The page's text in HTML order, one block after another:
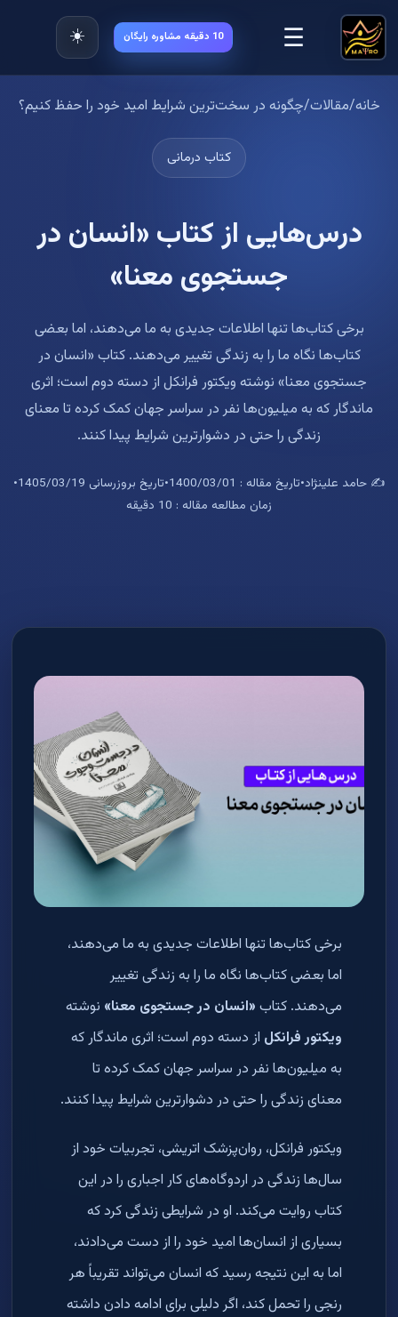
☰
☀️ 10 دقیقه مشاوره رایگان
خانه/مقالات/چگونه در سخت‌ترین شرایط امید خود را حفظ کنیم؟
کتاب درمانی
درس‌هایی از کتاب «انسان در
جستجوی معنا»
برخی کتاب‌ها تنها اطلاعات جدیدی به ما می‌دهند، اما بعضی
کتاب‌ها نگاه ما را به زندگی تغییر می‌دهند. کتاب «انسان در
جستجوی معنا» نوشته ویکتور فرانکل از دسته دوم است؛ اثری
ماندگار که به میلیون‌ها نفر در سراسر جهان کمک کرده تا معنای
زندگی را حتی در دشوارترین شرایط پیدا کنند.
✍️ حامد علینژاد•تاریخ مقاله : 1400/03/01 •تاریخ بروزرسانی 1405/03/19
•
زمان مطالعه مقاله : 10 دقیقه
برخی کتاب‌ها تنها اطلاعات جدیدی به ما می‌دهند،
اما بعضی کتاب‌ها نگاه ما را به زندگی تغییر
می‌دهند. کتاب «انسان در جستجوی معنا» نوشته
ویکتور فرانکل از دسته دوم است؛ اثری ماندگار که
به میلیون‌ها نفر در سراسر جهان کمک کرده تا
معنای زندگی را حتی در دشوارترین شرایط پیدا کنند.
ویکتور فرانکل، روان‌پزشک اتریشی، تجربیات خود از
سال‌ها زندگی در اردوگاه‌های کار اجباری را در این
کتاب روایت می‌کند. او در شرایطی زندگی کرد که
بسیاری از انسان‌ها امید خود را از دست می‌دادند،
اما به این نتیجه رسید که انسان می‌تواند تقریباً هر
رنجی را تحمل کند، اگر دلیلی برای ادامه دادن داشته